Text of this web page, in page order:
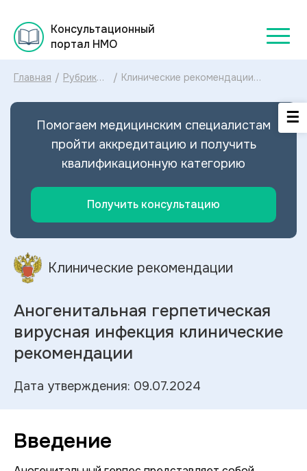
Консультационный
портал НМО
Главная / Рубрикатор
рекомендаций
/ Клинические рекомендации
вирусная инфекция МКБ-10:
Аногенитальной герпетической
вирусной инфекции 2024
Помогаем медицинским специалистам
пройти аккредитацию и получить
квалификационную категорию
Получить консультацию
Клинические рекомендации
Аногенитальная герпетическая
вирусная инфекция клинические
рекомендации
Дата утверждения: 09.07.2024
Введение